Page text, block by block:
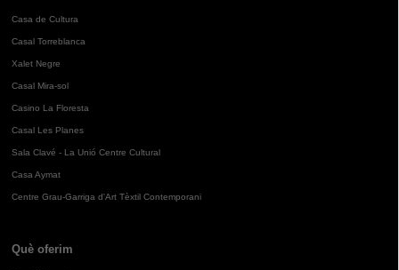
Casa de Cultura
Casal Torreblanca
Xalet Negre
Casal Mira-sol
Casino La Floresta
Casal Les Planes
Sala Clavé - La Unió Centre Cultural
Casa Aymat
Centre Grau-Garriga d'Art Tèxtil Contemporani
Què oferim